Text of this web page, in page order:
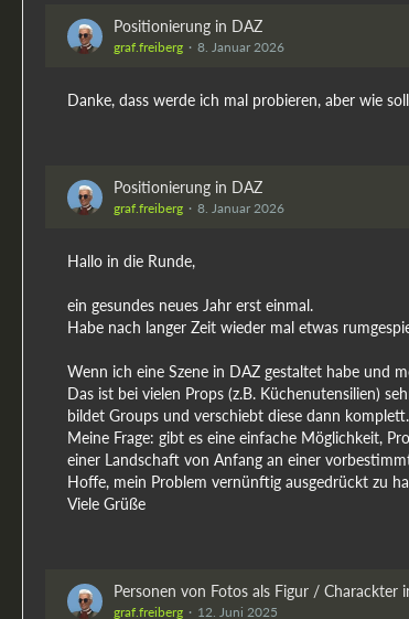
Positionierung in DAZ
graf.freiberg 8. Januar 2026
Danke, dass werde ich mal probieren, aber wie
Positionierung in DAZ
graf.freiberg 8. Januar 2026
Hallo in die Runde,
ein gesundes neues Jahr erst einmal.
Habe nach langer Zeit wieder mal etwas
Wenn ich eine Szene in DAZ gestaltet habe und
Das ist bei vielen Props (z.B. Küchenutensilien)
bildet Groups und verschiebt diese dann
Meine Frage: gibt es eine einfache Möglichkeit,
einer Landschaft von Anfang an einer
Hoffe, mein Problem vernünftig ausgedrückt zu
Viele Grüße
Personen von Fotos als Figur / Charackter
graf.freiberg 12. Juni 2025